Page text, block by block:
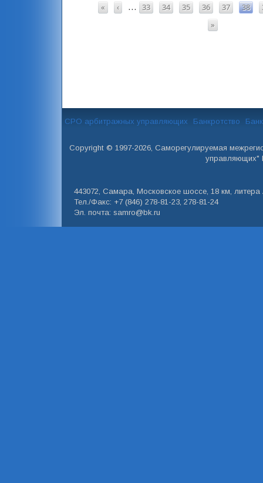
« ‹ … 33 34 35 36 37 38
»
СРО арбитражных управляющих Банкротство
Copyright © 1997-2026, Саморегулируемая
управляющих"
443072, Самара, Московское шоссе, 18 км, литера
Тел./Факс: +7 (846) 278-81-23, 278-81-24
Эл. почта: samro@bk.ru